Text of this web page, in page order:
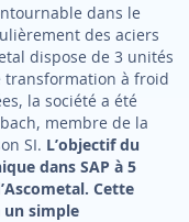
dans le
des aciers
dispose de 3 unités
transformation à froid
la société a été
membre de la
SI. L’objectif du
dans SAP à 5
Cette
un simple